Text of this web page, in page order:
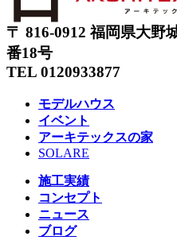
〒 816-0912 福岡県大野
番18号
TEL 0120933877
モデルハウス
イベント
アーキテックスの家
SOLARE
施工実績
コンセプト
ニュース
ブログ